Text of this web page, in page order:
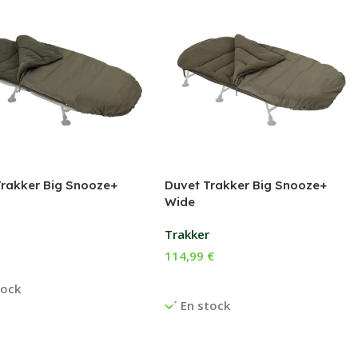
Big Snooze+
Duvet Trakker Big Snooze+
Wide
Trakker
En stock
114,99 €